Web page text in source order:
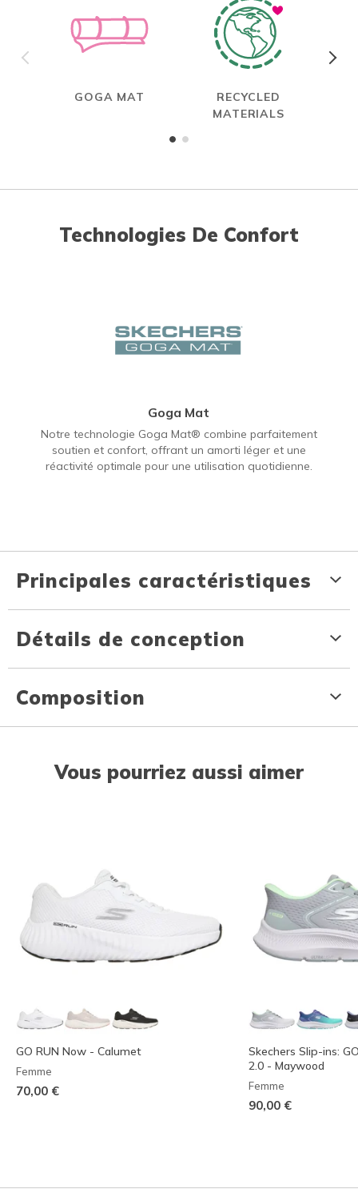
GOGA MAT
RECYCLED
MATERIALS
Technologies De Confort
Goga Mat
Notre technologie Goga Mat® combine parfaitement
soutien et confort, offrant un amorti léger et une
réactivité optimale pour une utilisation quotidienne.
Principales caractéristiques
Détails de conception
Composition
Vous pourriez aussi aimer
GO RUN Now - Calumet
Femme
70,00 €
Skechers Slip-ins:
2.0 - Maywood
Femme
90,00 €